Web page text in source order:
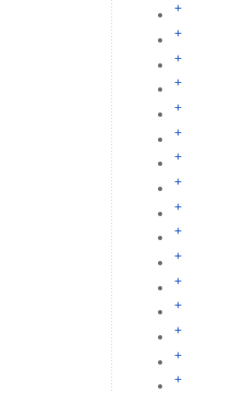
+
+
+
+
+
+
+
+
+
+
+
+
+
+
+
+